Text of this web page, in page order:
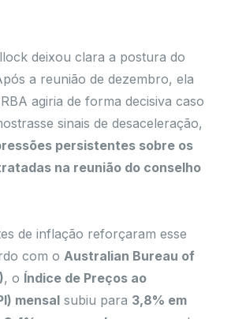
deixou clara a postura do
a reunião de dezembro, ela
agiria de forma decisiva caso
sinais de desaceleração,
persistentes sobre os
na reunião do conselho
de inflação reforçaram esse
com oAustralian Bureau of
, o Índice de Preços ao
mensal subiu para 3,8% em